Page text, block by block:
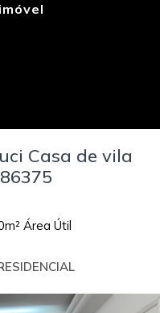
Casa de vila
Área Útil